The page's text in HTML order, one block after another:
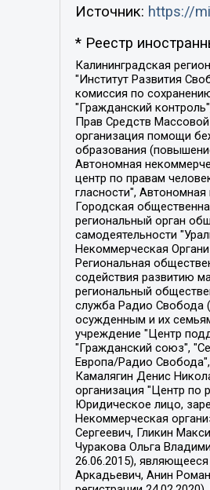
Источник: https://
* Реестр
Калининградская региональная общественная организация "Экозащита!-Женсовет", Фонд содействия защите прав и свобод граждан "Общественный вердикт", Фонд "Институт Развития Свободы Информации", Частное учреждение "Информационное агентство МЕМО. РУ", Региональная общественная организация "Общественная комиссия по сохранению наследия академика Сахарова", Фонд поддержки свободы прессы, Санкт-Петербургская общественная правозащитная организация "Гражданский контроль", Межрегиональная общественная организация "Информационно-просветительский центр "Мемориал", Региональный Фонд "Центр Защиты Прав Средств Массовой Информации", с 05.12.2023 Фонд "Центр Защиты Прав Средств массовой информации", Региональная общественная благотворительная организация помощи беженцам и мигрантам "Гражданское содействие", Негосударственное образовательное учреждение дополнительного профессионального образования (повышение квалификации) специалистов "АКАДЕМИЯ ПО ПРАВАМ ЧЕЛОВЕКА", Свердловская региональная общественная организация "Сутяжник", Автономная некоммерческая организация "Центр независимых социологических исследований", Союз общественных объединений "Российский исследовательский центр по правам человека", Региональное общественное учреждение научно-информационный центр "МЕМОРИАЛ", Некоммерческая организация "Фонд защиты гласности", Автономная некоммерческая организация "Институт прав человека",